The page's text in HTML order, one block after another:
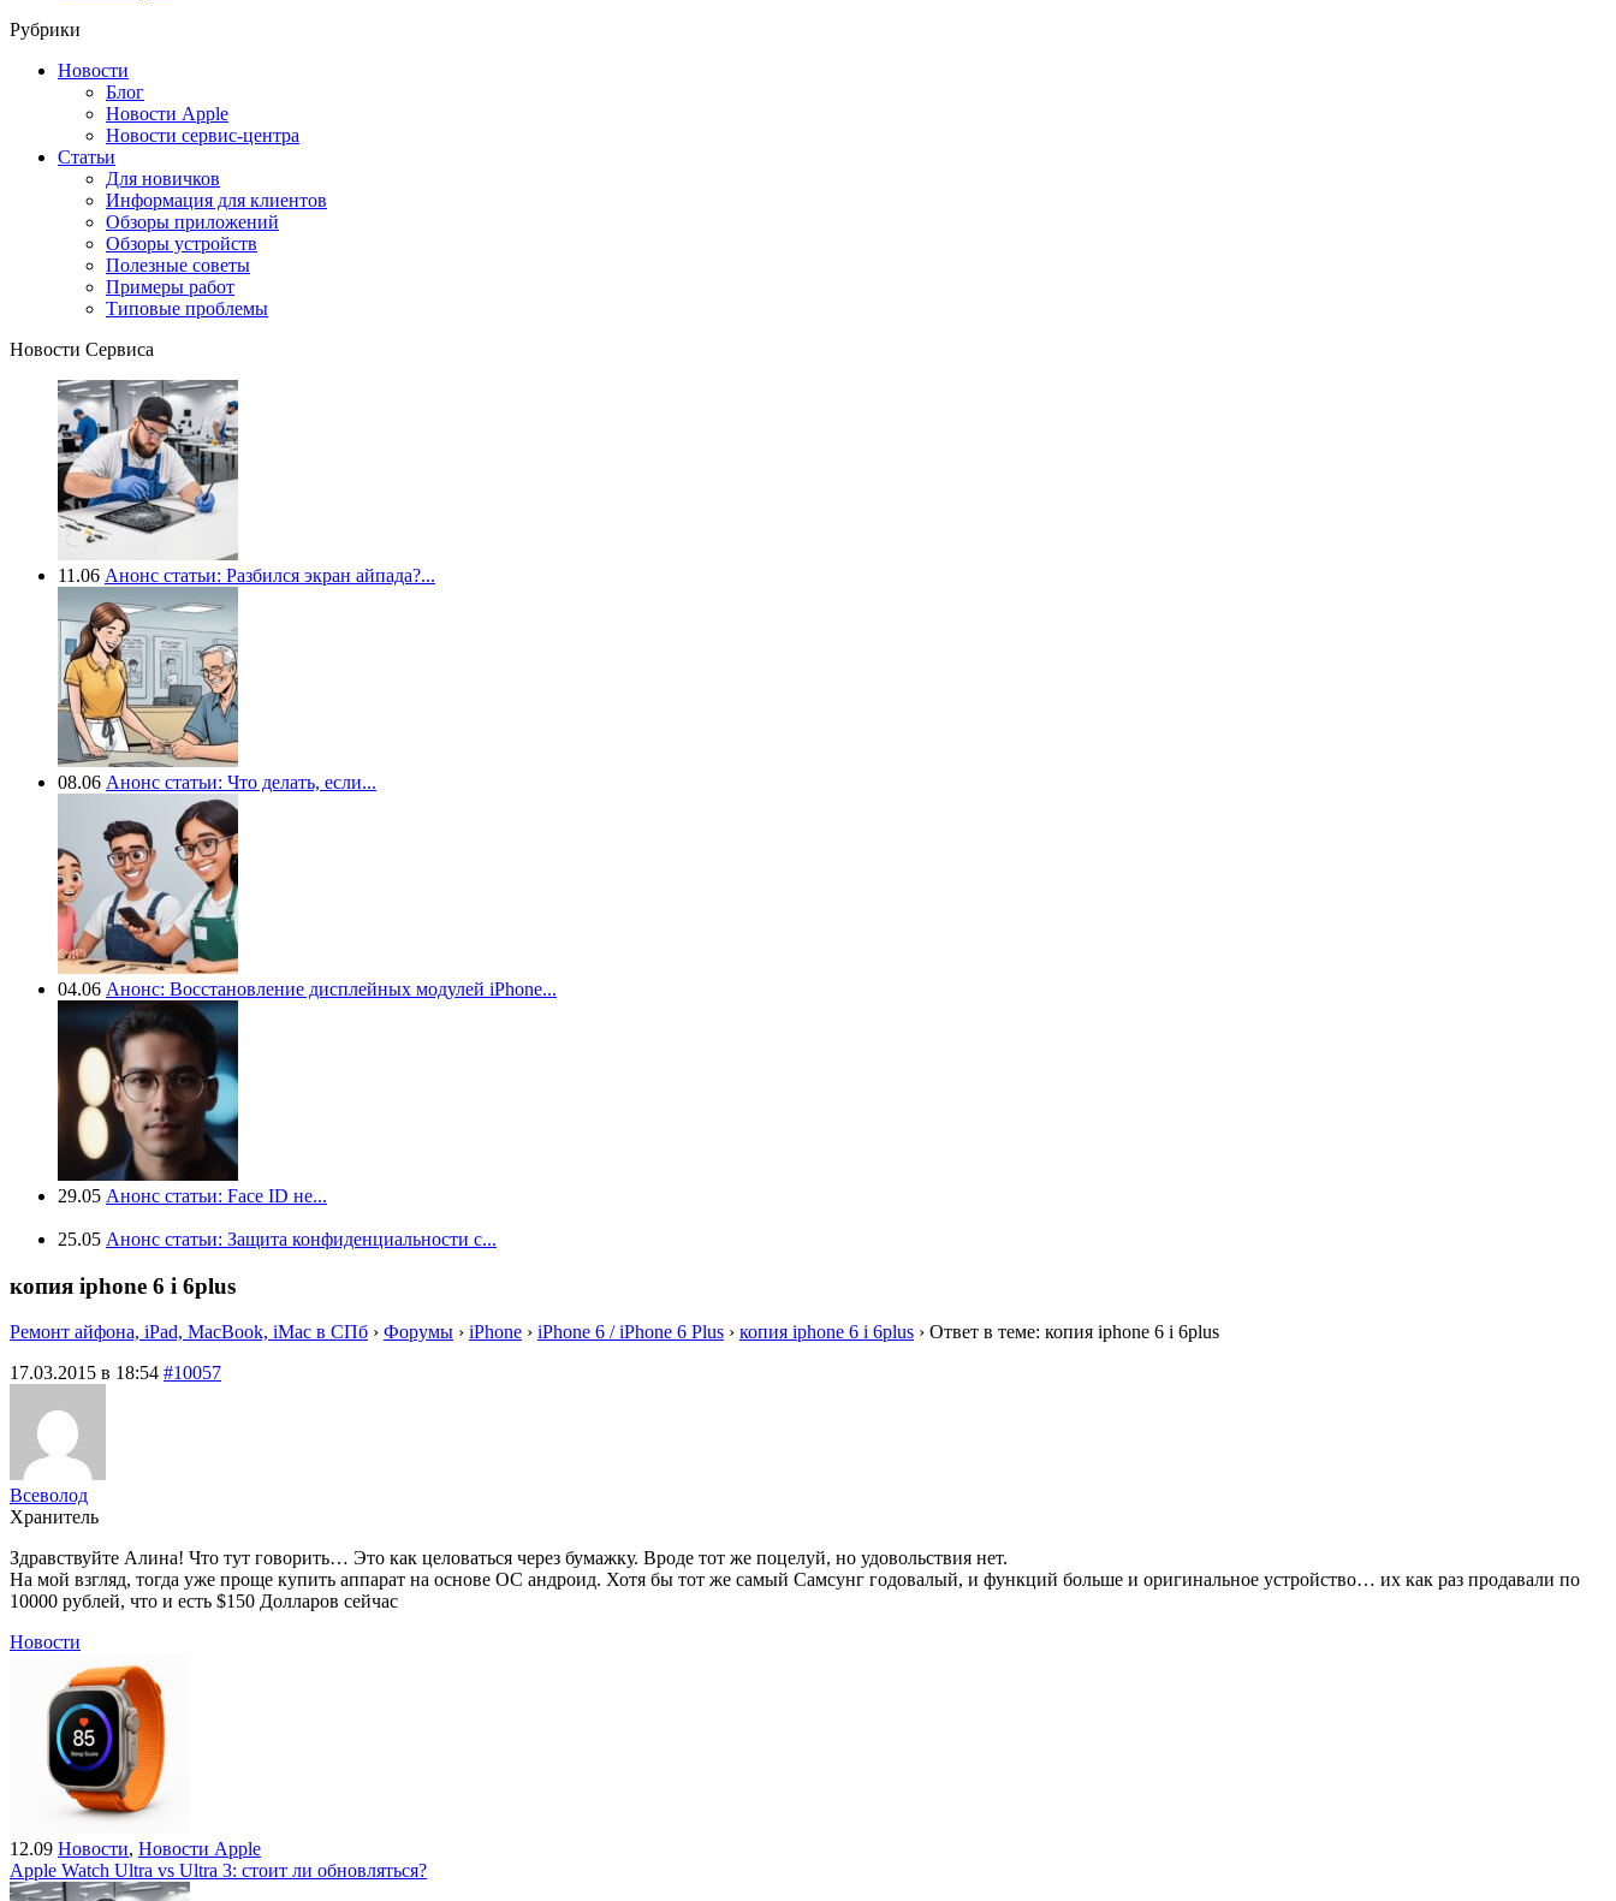
Рубрики
Новости
Блог
Новости Apple
Новости сервис-центра
Статьи
Для новичков
Информация для клиентов
Обзоры приложений
Обзоры устройств
Полезные советы
Примеры работ
Типовые проблемы
Новости Сервиса
11.06 Анонс статьи: Разбился экран айпада?...
08.06 Анонс статьи: Что делать, если...
04.06 Анонс: Восстановление дисплейных модулей iPhone...
29.05 Анонс статьи: Face ID не...
25.05 Анонс статьи: Защита конфиденциальности с...
копия iphone 6 i 6plus
Ремонт айфона, iPad, MacBook, iMac в СПб › Форумы › iPhone › iPhone 6 / iPhone 6 Plus › копия iphone 6 i 6plus › Ответ в теме: копия iphone 6 i 6plus
17.03.2015 в 18:54 #10057
Всеволод
Хранитель
Здравствуйте Алина! Что тут говорить… Это как целоваться через бумажку. Вроде тот же поцелуй, но удовольствия нет.
На мой взгляд, тогда уже проще купить аппарат на основе ОС андроид. Хотя бы тот же самый Самсунг годовалый, и функций больше и оригинальное устройство… их как раз продавали по
10000 рублей, что и есть $150 Долларов сейчас
Новости
12.09 Новости, Новости Apple
Apple Watch Ultra vs Ultra 3: стоит ли обновляться?